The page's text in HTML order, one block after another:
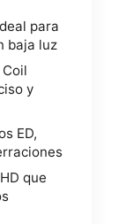
para
baja luz
y
ED,
que